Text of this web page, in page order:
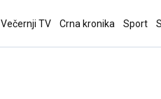
Večernji TV Crna kronika Sport